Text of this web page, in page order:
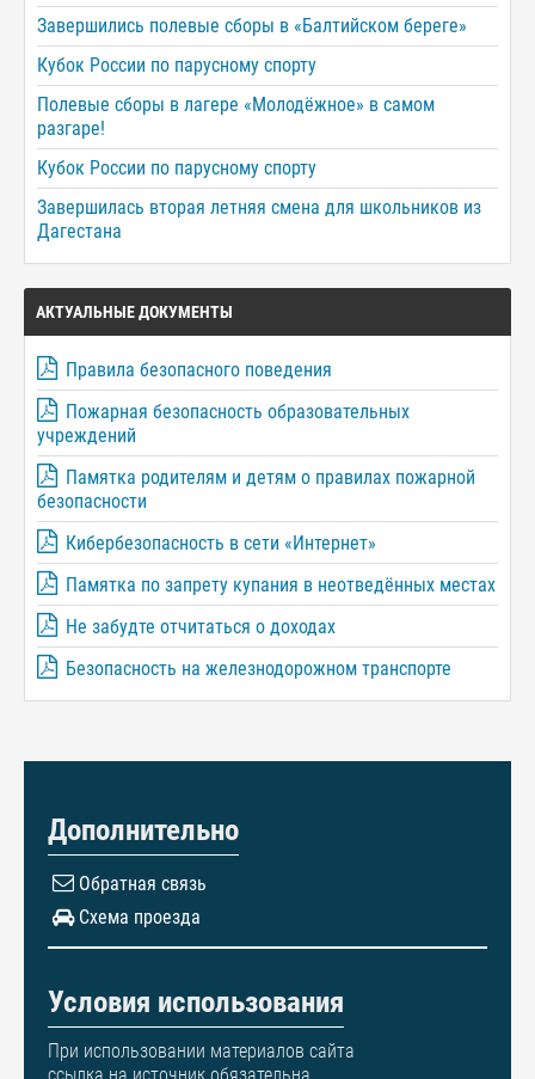
Завершились полевые сборы в «Балтийском береге»
Кубок России по парусному спорту
Полевые сборы в лагере «Молодёжное» в самом
разгаре!
Кубок России по парусному спорту
Завершилась вторая летняя смена для школьников из
Дагестана
АКТУАЛЬНЫЕ ДОКУМЕНТЫ
Правила безопасного поведения
Пожарная безопасность образовательных
учреждений
Памятка родителям и детям о правилах пожарной
безопасности
Кибербезопасность в сети «Интернет»
Памятка по запрету купания в неотведённых местах
Не забудте отчитаться о доходах
Безопасность на железнодорожном транспорте
Дополнительно
Обратная связь
Схема проезда
Условия использования
При использовании материалов сайта